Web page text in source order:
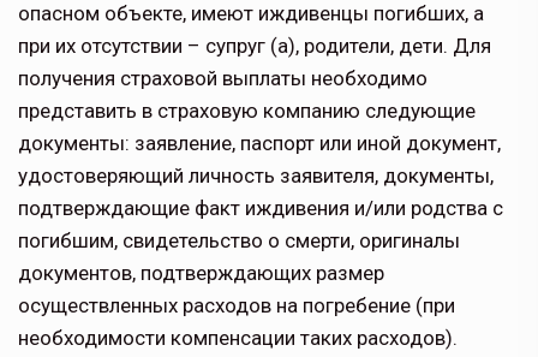
опасном объекте, имеют иждивенцы погибших, а
при их отсутствии – супруг (а), родители, дети. Для
получения страховой выплаты необходимо
представить в страховую компанию следующие
документы: заявление, паспорт или иной документ,
удостоверяющий личность заявителя, документы,
подтверждающие факт иждивения и/или родства с
погибшим, свидетельство о смерти, оригиналы
документов, подтверждающих размер
осуществленных расходов на погребение (при
необходимости компенсации таких расходов).